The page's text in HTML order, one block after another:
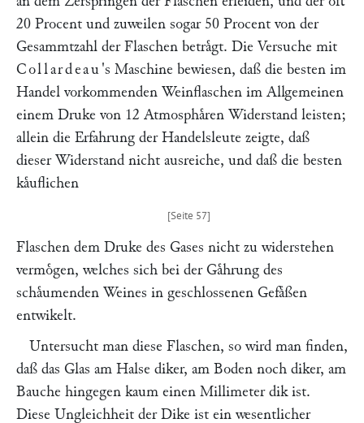
20 Procent und zuweilen sogar 50 Procent von der
Gesammtzahl der Flaschen betraͤgt. Die Versuche mit
Collardeau 's Maschine bewiesen, daß die besten im
Handel vorkommenden Weinflaschen im Allgemeinen
einem Druke von 12 Atmosphaͤren Widerstand leisten;
allein die Erfahrung der Handelsleute zeigte, daß
dieser Widerstand nicht ausreiche, und daß die besten
kaͤuflichen
Flaschen dem Druke des Gases nicht zu widerstehen
vermoͤgen, welches sich bei der Gaͤhrung des
schaͤumenden Weines in geschlossenen Gefaͤßen
entwikelt.
Untersucht man diese Flaschen, so wird man finden,
daß das Glas am Halse diker, am Boden noch diker, am
Bauche hingegen kaum einen Millimeter dik ist.
Diese Ungleichheit der Dike ist ein wesentlicher